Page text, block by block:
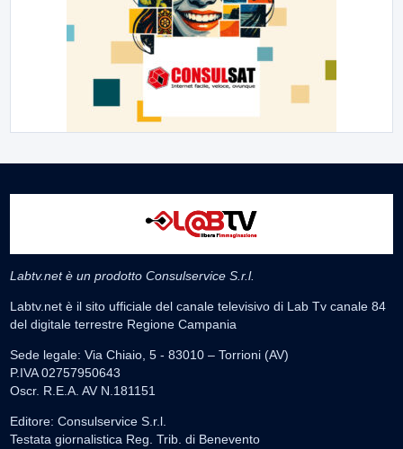
Labtv.net è un prodotto Consulservice S.r.l.
Labtv.net è il sito ufficiale del canale televisivo di Lab Tv canale 84
del digitale terrestre Regione Campania
Sede legale: Via Chiaio, 5 - 83010 – Torrioni (AV)
P.IVA 02757950643
Oscr. R.E.A. AV N.181151
Editore: Consulservice S.r.l.
Testata giornalistica Reg. Trib. di Benevento